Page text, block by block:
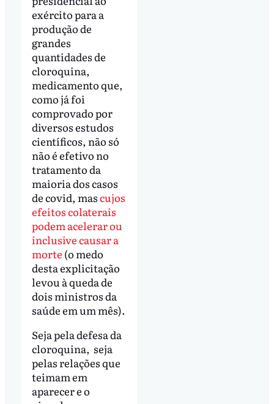
exército para a
produção de
grandes
quantidades de
cloroquina,
medicamento que,
como já foi
comprovado por
diversos estudos
científicos, não só
não é efetivo no
tratamento da
maioria dos casos
de covid, mascujos
efeitos colaterais
podem acelerar ou
inclusive causar a
morte (o medo
desta explicitação
levou à queda de
dois ministros da
saúde em um mês).
Seja pela defesa da
cloroquina, seja
pelas relações que
teimam em
aparecer e o